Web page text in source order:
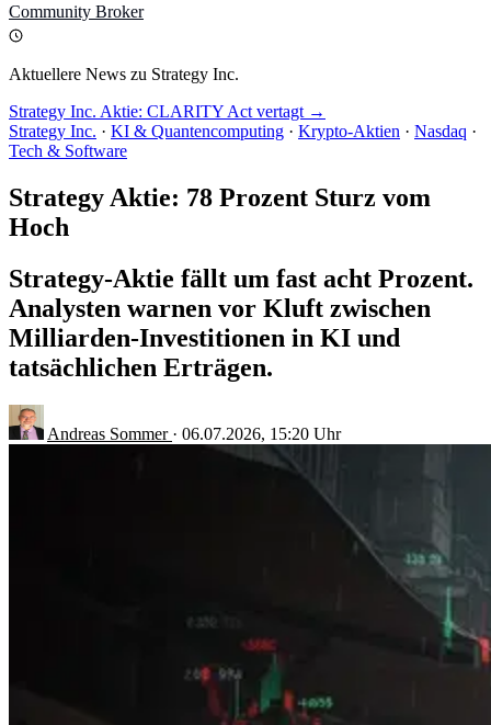
Community Broker
Aktuellere News zu Strategy Inc.
Strategy Inc. Aktie: CLARITY Act vertagt →
Strategy Inc. · KI & Quantencomputing · Krypto-Aktien · Nasdaq ·
Tech & Software
Strategy Aktie: 78 Prozent Sturz vom
Hoch
Strategy-Aktie fällt um fast acht Prozent.
Analysten warnen vor Kluft zwischen
Milliarden-Investitionen in KI und
tatsächlichen Erträgen.
Andreas Sommer · 06.07.2026, 15:20 Uhr